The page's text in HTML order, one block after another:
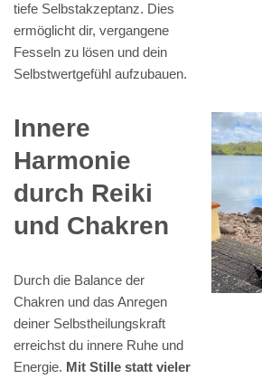
tiefe Selbstakzeptanz. Dies
ermöglicht dir, vergangene
Fesseln zu lösen und dein
Selbstwertgefühl aufzubauen.
Innere
Harmonie
durch Reiki
und Chakren
Durch die Balance der
Chakren und das Anregen
deiner Selbstheilungskraft
erreichst du innere Ruhe und
Energie. Mit Stille statt vieler